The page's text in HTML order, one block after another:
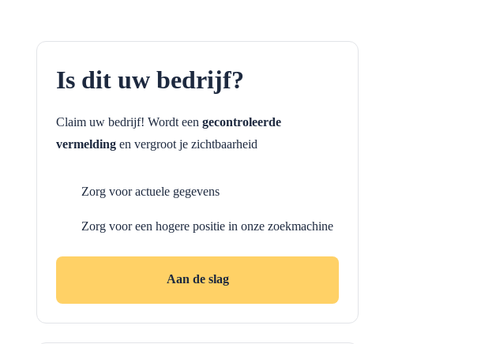
Is dit uw bedrijf?
Claim uw bedrijf! Wordt een gecontroleerde
vermelding en vergroot je zichtbaarheid
Zorg voor actuele gegevens
Zorg voor een hogere positie in onze zoekmachine
Aan de slag